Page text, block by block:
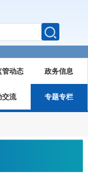
管动态 政务信息
交流 专题专栏